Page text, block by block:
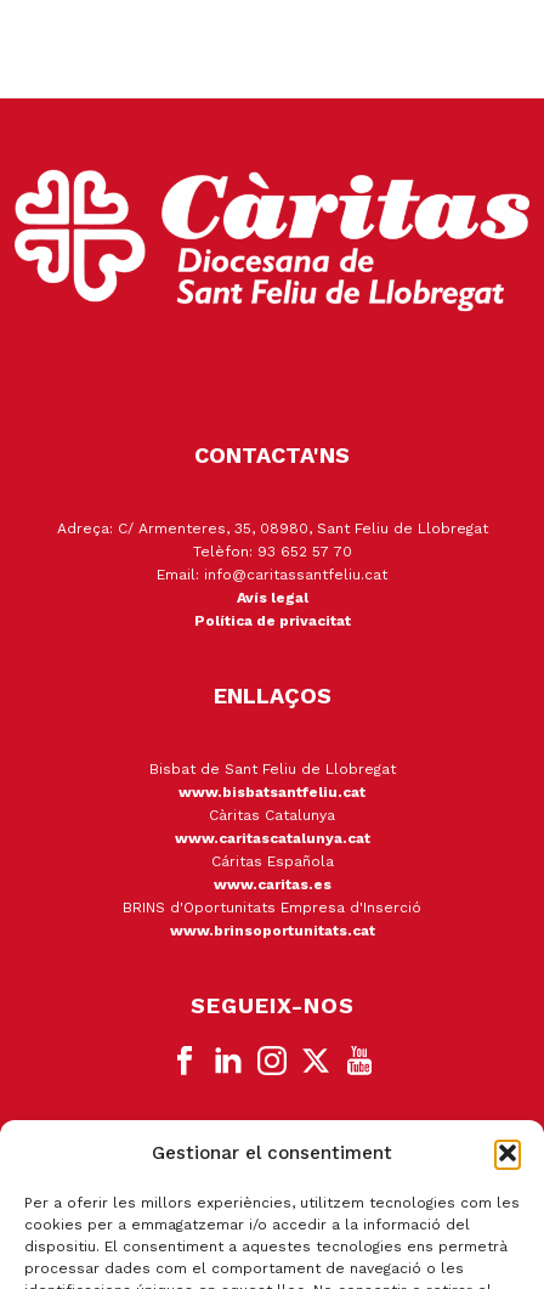
Gestionar el consentiment
Per a oferir les millors experiències, utilitzem tecnologies com les
cookies per a emmagatzemar i/o accedir a la informació del
dispositiu. El consentiment a aquestes tecnologies ens permetrà
processar dades com el comportament de navegació o les
CONTACTA'NS
Adreça: C/ Armenteres, 35, 08980, Sant Feliu de Llobregat
Telèfon: 93 652 57 70
Email: info@caritassantfeliu.cat
Avís legal
Política de privacitat
ENLLAÇOS
Bisbat de Sant Feliu de Llobregat
www.bisbatsantfeliu.cat
Càritas Catalunya
www.caritascatalunya.cat
Cáritas Española
www.caritas.es
BRINS d'Oportunitats Empresa d'Inserció
www.brinsoportunitats.cat
SEGUEIX-NOS
CANAL DE DENÚNCIA